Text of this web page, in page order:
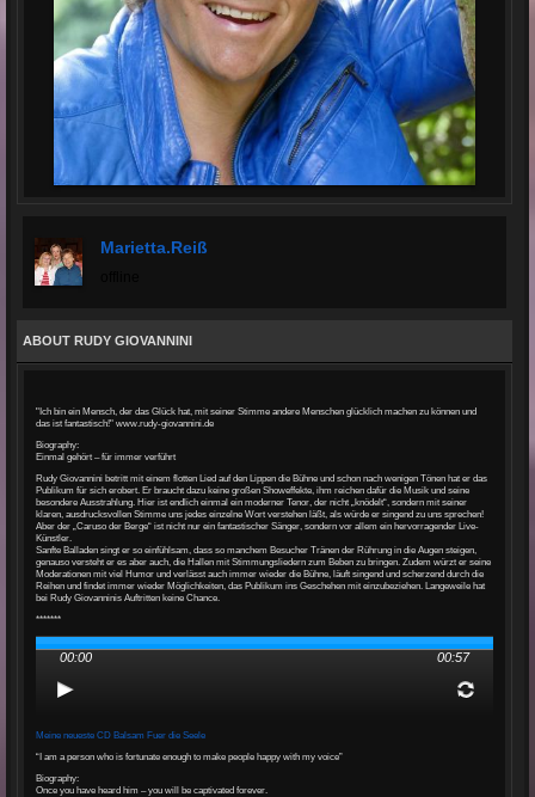
Marietta.reiß
ABOUT RUDY GIOVANNINI
"Ich bin ein Mensch, der das Glück hat, mit seiner Stimme andere Menschen glücklich machen zu können und
das ist fantastisch!" www.rudy-giovannini.de
Biography:
Einmal gehört – für immer verführt
Rudy Giovannini betritt mit einem flotten Lied auf den Lippen die Bühne und schon nach wenigen Tönen hat er das
Publikum für sich erobert. Er braucht dazu keine großen Showeffekte, ihm reichen dafür die Musik und seine
besondere Ausstrahlung. Hier ist endlich einmal ein moderner Tenor, der nicht „knödelt“, sondern mit seiner
klaren, ausdrucksvollen Stimme uns jedes einzelne Wort verstehen läßt, als würde er singend zu uns sprechen!
Aber der „Caruso der Berge“ ist nicht nur ein fantastischer Sänger, sondern vor allem ein hervorragender Live-
Künstler.
Sanfte Balladen singt er so einfühlsam, dass so manchem Besucher Tränen der Rührung in die Augen steigen,
genauso versteht er es aber auch, die Hallen mit Stimmungsliedern zum Beben zu bringen. Zudem würzt er seine
Moderationen mit viel Humor und verlässt auch immer wieder die Bühne, läuft singend und scherzend durch die
Reihen und findet immer wieder Möglichkeiten, das Publikum ins Geschehen mit einzubeziehen. Langeweile hat
bei Rudy Giovanninis Auftritten keine Chance.
*******
00:00 00:57
Meine neueste CD Balsam Fuer die Seele
“I am a person who is fortunate enough to make people happy with my voice”
Biography:
Once you have heard him – you will be captivated forever.